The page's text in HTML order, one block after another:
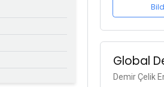
Global
Demir Çelik